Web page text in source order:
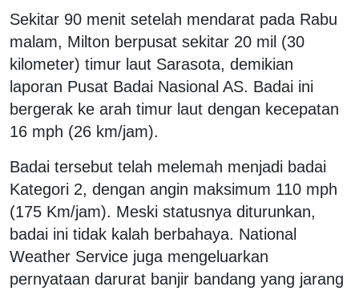
Sekitar 90 menit setelah mendarat pada Rabu
malam, Milton berpusat sekitar 20 mil (30
kilometer) timur laut Sarasota, demikian
laporan Pusat Badai Nasional AS. Badai ini
bergerak ke arah timur laut dengan kecepatan
16 mph (26 km/jam).
Badai tersebut telah melemah menjadi badai
Kategori 2, dengan angin maksimum 110 mph
(175 Km/jam). Meski statusnya diturunkan,
badai ini tidak kalah berbahaya. National
Weather Service juga mengeluarkan
pernyataan darurat banjir bandang yang jarang